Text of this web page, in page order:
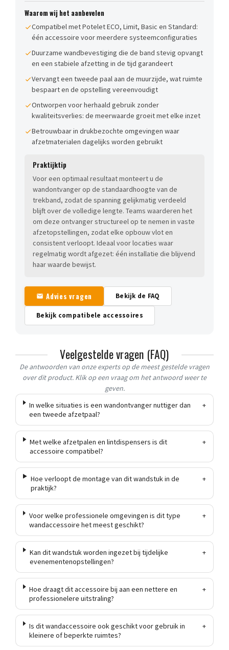
Waarom wij het aanbevelen
Compatibel met Potelet ECO, Limit, Basic en Standard:
één accessoire voor meerdere systeemconfiguraties
Duurzame wandbevestiging die de band stevig opvangt
en een stabiele afzetting in de tijd garandeert
Vervangt een tweede paal aan de muurzijde, wat ruimte
bespaart en de opstelling vereenvoudigt
Ontworpen voor herhaald gebruik zonder
kwaliteitsverlies: de meerwaarde groeit met elke inzet
Betrouwbaar in drukbezochte omgevingen waar
afzetmaterialen dagelijks worden gebruikt
Praktijktip
Voor een optimaal resultaat monteert u de
wandontvanger op de standaardhoogte van de
trekband, zodat de spanning gelijkmatig verdeeld
blijft over de volledige lengte. Teams waarderen het
om deze ontvanger structureel op te nemen in vaste
afzetopstellingen, zodat elke opbouw vlot en
consistent verloopt. Ideaal voor locaties waar
regelmatig wordt afgezet: één installatie die blijvend
haar waarde bewijst.
Advies vragen Bekijk de FAQ
Bekijk compatibele accessoires
Veelgestelde vragen (FAQ)
De antwoorden van onze experts op de meest gestelde vragen
over dit product. Klik op een vraag om het antwoord weer te
geven.
In welke situaties is een wandontvanger nuttiger dan
een tweede afzetpaal?
+
Met welke afzetpalen en lintdispensers is dit
accessoire compatibel?
+
Hoe verloopt de montage van dit wandstuk in de
praktijk?
+
Voor welke professionele omgevingen is dit type
wandaccessoire het meest geschikt?
+
Kan dit wandstuk worden ingezet bij tijdelijke
evenementenopstellingen?
+
Hoe draagt dit accessoire bij aan een nettere en
professionelere uitstraling?
+
Is dit wandaccessoire ook geschikt voor gebruik in
kleinere of beperkte ruimtes?
+